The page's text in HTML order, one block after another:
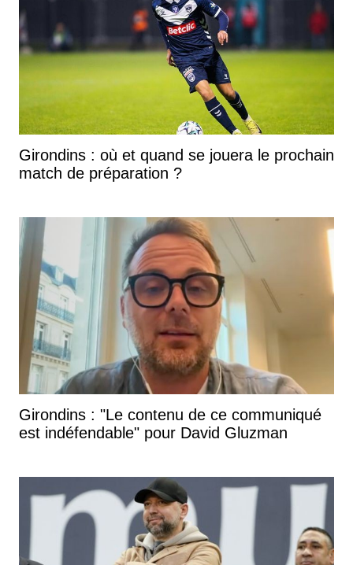
Girondins : où et quand se jouera le prochain
match de préparation ?
Girondins : "Le contenu de ce communiqué
est indéfendable" pour David Gluzman